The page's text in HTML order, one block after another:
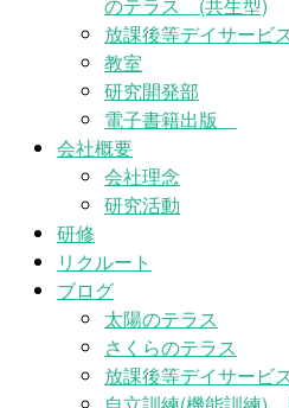
放課後等デイサー
教室
研究開発部
電子書籍出版
会社概要
会社理念
研究活動
研修
リクルート
ブログ
太陽のテラス
さくらのテラス
放課後等デイサー